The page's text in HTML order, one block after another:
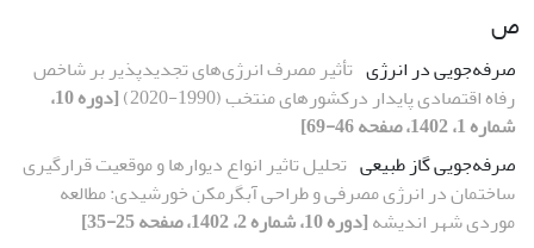
ص
صرفه‌جویی در انرژی تأثیر مصرف انرژی‌های تجدیدپذیر بر شاخص
رفاه اقتصادی پایدار درکشورهای منتخب (1990-2020)
[دوره 10،
شماره 1، 1402، صفحه 46-69]
صرفه‌‌جویی گاز طبیعی تحلیل تاثیر انواع دیوارها و موقعیت قرارگیری
ساختمان در انرژی مصرفی و طراحی آبگرمکن خورشیدی: مطالعه
موردی شهر اندیشه[دوره 10، شماره 2، 1402، صفحه 25-35]